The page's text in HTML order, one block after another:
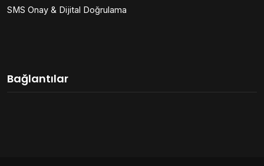
SMS Onay & Dijital Doğrulama
Bağlantılar